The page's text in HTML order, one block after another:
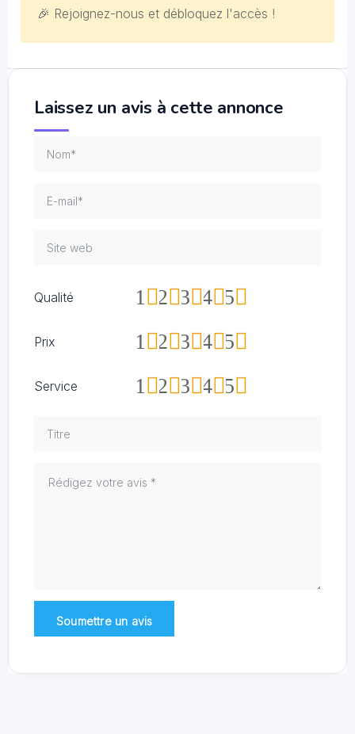
🎉 Rejoignez-nous et débloquez l'accès !
Laissez un avis à cette annonce
Qualité 5
4
3
2
1
Prix 5
4
3
2
1
Service 5
4
3
2
1